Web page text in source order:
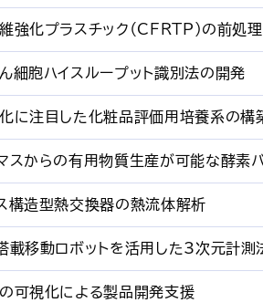
強化プラスチック（CFRTP）の前処
細胞ハイスループット識別法の開発
に注目した化粧品評価用培養系の構
スからの有用物質生産が可能な酵素
構造型熱交換器の熱流体解析
載移動ロボットを活用した3次元計測
可視化による製品開発支援